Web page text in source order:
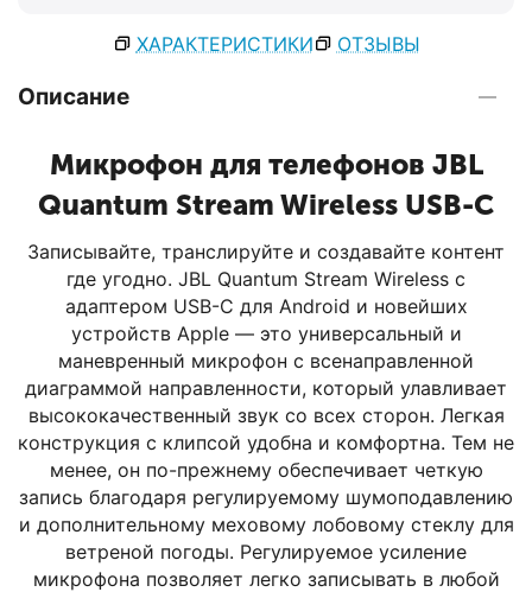
ХАРАКТЕРИСТИКИ ОТЗЫВЫ
Описание
Микрофон для телефонов JBL
Quantum Stream Wireless USB-C
Записывайте, транслируйте и создавайте контент
где угодно. JBL Quantum Stream Wireless с
адаптером USB-C для Android и новейших
устройств Apple — это универсальный и
маневренный микрофон с всенаправленной
диаграммой направленности, который улавливает
высококачественный звук со всех сторон. Легкая
конструкция с клипсой удобна и комфортна. Тем не
менее, он по-прежнему обеспечивает четкую
запись благодаря регулируемому шумоподавлению
и дополнительному меховому лобовому стеклу для
ветреной погоды. Регулируемое усиление
микрофона позволяет легко записывать в любой